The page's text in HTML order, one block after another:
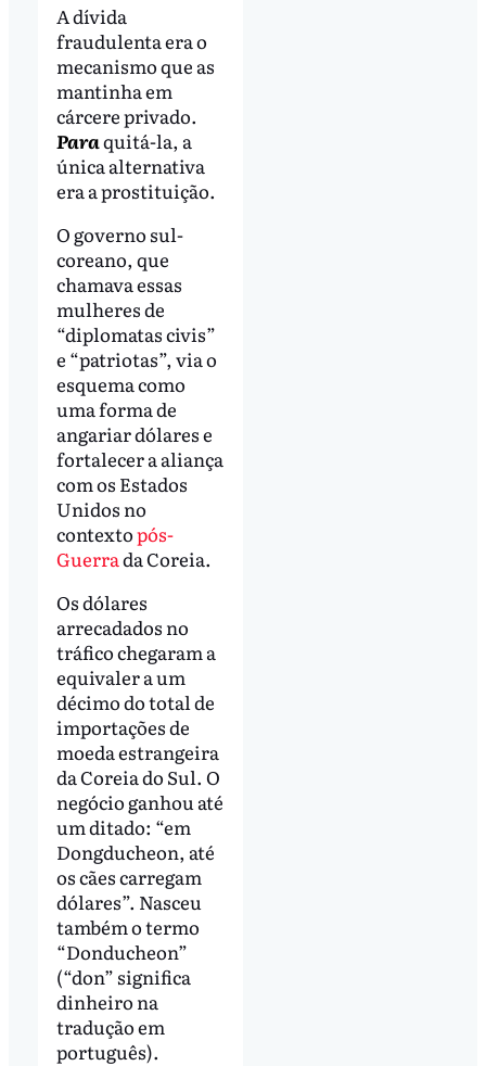
A dívida
fraudulenta era o
mecanismo que as
mantinha em
cárcere privado.
Paraquitá-la, a
única alternativa
era a prostituição.
O governo sul-
coreano, que
chamava essas
mulheres de
“diplomatas civis”
e “patriotas”, via o
esquema como
uma forma de
angariar dólares e
fortalecer a aliança
com os Estados
Unidos no
contextopós-
Guerrada Coreia.
Os dólares
arrecadados no
tráfico chegaram a
equivaler a um
décimo do total de
importações de
moeda estrangeira
da Coreia do Sul. O
negócio ganhou até
um ditado: “em
Dongducheon, até
os cães carregam
dólares”. Nasceu
também o termo
“Donducheon”
(“don” significa
dinheiro na
tradução em
português).